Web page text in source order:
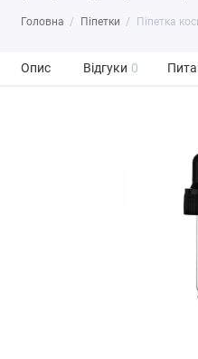
Головна Піпетки Піпетка
Опис Відгуки 0